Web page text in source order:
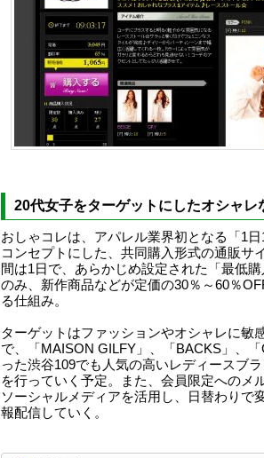
20代女子をターゲットにしたオシャレ
おしゃコレは、アパレル業界初となる「1
コンセプトにした、共同購入形式の通販サ
間は1日で、あらかじめ設定された「最低
のみ、新作商品などが定価の30％～60％
る仕組み。
ターゲットはファッションやオシャレに敏
で、「MAISON GILFY」、「BACKS」、
った渋谷109でも人気の高いレディースブ
を行っていく予定。また、会員限定へのメ
ソーシャルメディアを活用し、日替わりで
報配信していく。